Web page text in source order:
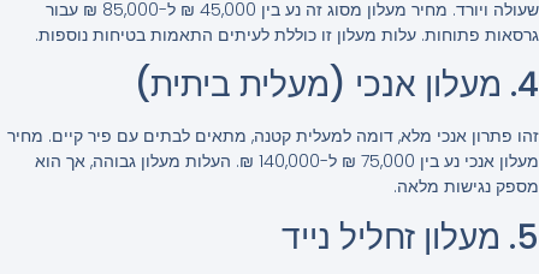
שעולה ויורד. מחיר מעלון מסוג זה נע בין 45,000 ₪ ל-85,000 ₪ עבור
גרסאות פתוחות. עלות מעלון זו כוללת לעיתים התאמות בטיחות נוספות.
4. מעלון אנכי (מעלית ביתית)
זהו פתרון אנכי מלא, דומה למעלית קטנה, מתאים לבתים עם פיר קיים. מחיר
מעלון אנכי נע בין 75,000 ₪ ל-140,000 ₪. העלות מעלון גבוהה, אך הוא
מספק נגישות מלאה.
5. מעלון זחליל נייד